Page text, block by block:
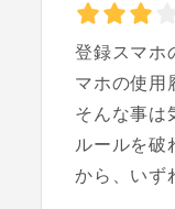
登録スマホ
マホの使用
そんな事は
ルールを破
から、いず